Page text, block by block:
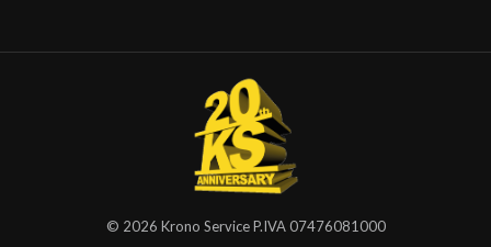
© 2026 Krono ServiceP.IVA 07476081000